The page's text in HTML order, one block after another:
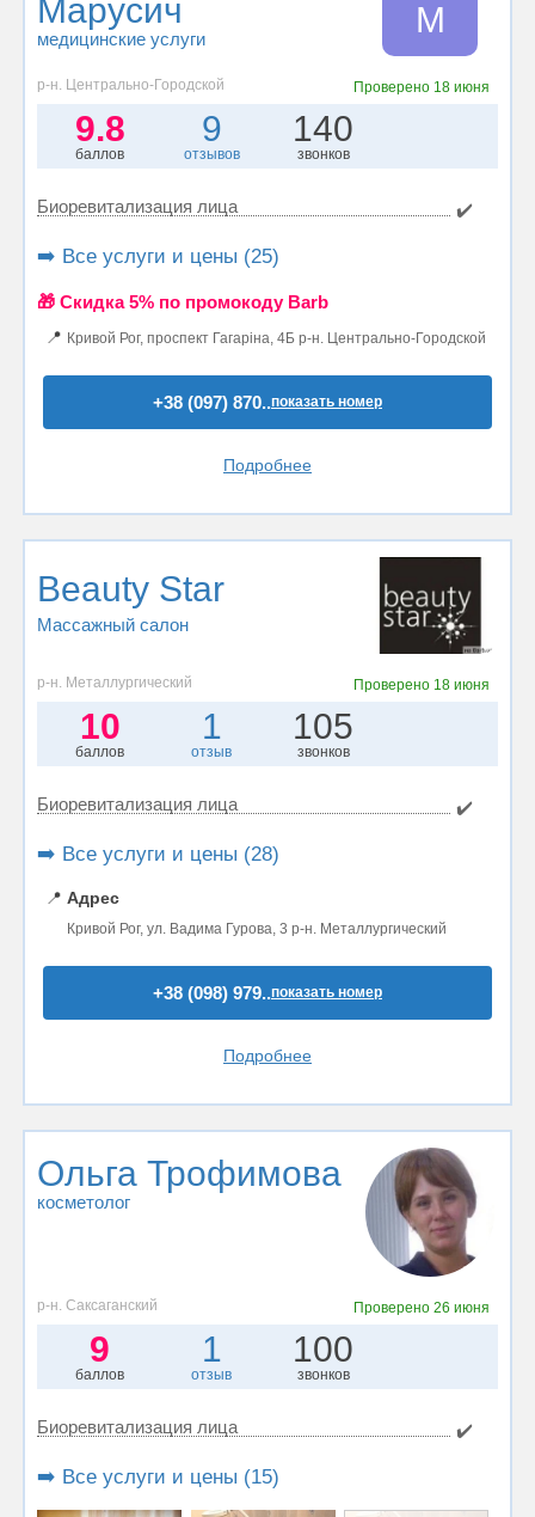
Марусич
медицинские услуги М
р-н. Центрально-Городской Проверено 18 июня
9.8
баллов
9
отзывов
140
звонков
Биоревитализация лица ✔️
➡️ Все услуги и цены (25)
🎁 Cкидка 5% по промокоду Barb
📍 Кривой Рог, проспект Гагаріна, 4Б р-н. Центрально-Городской
+38 (097) 870..показать номер
Подробнее
Beauty Star
Массажный салон
р-н. Металлургический Проверено 18 июня
10
баллов
1
отзыв
105
звонков
Биоревитализация лица ✔️
➡️ Все услуги и цены (28)
📍 Адрес
Кривой Рог, ул. Вадима Гурова, 3 р-н. Металлургический
+38 (098) 979..показать номер
Подробнее
Ольга Трофимова
косметолог
р-н. Саксаганский Проверено 26 июня
9
баллов
1
отзыв
100
звонков
Биоревитализация лица ✔️
➡️ Все услуги и цены (15)